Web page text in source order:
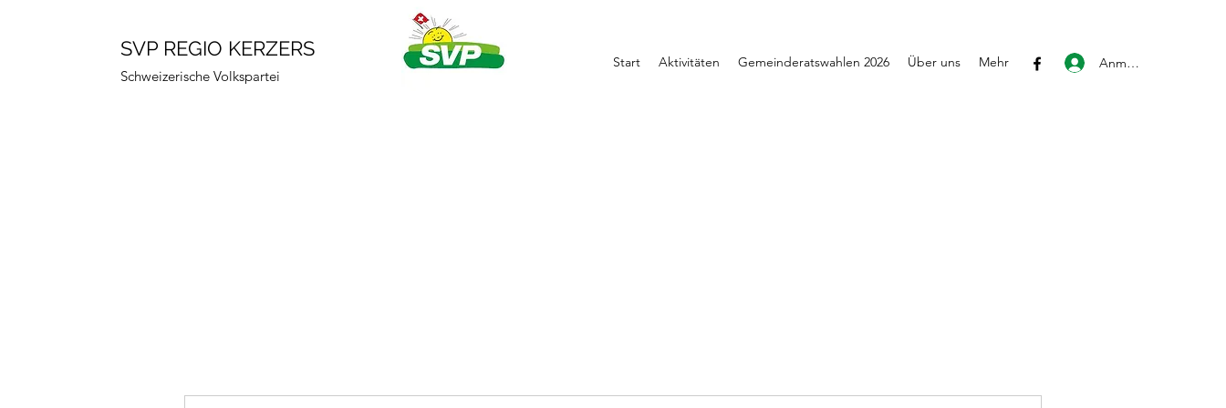
SVP REGIO KERZERS
Schweizerische Volkspartei
Start Aktivitäten Gemeinderatswahlen 2026 Über uns Mehr Anmelden